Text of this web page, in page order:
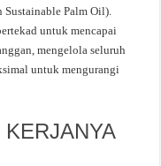
Sustainable Palm Oil).
untuk mencapai
mengelola seluruh
untuk mengurangi